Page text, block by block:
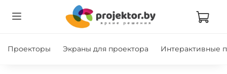
Проекторы Экраны для проектора Интерактивные